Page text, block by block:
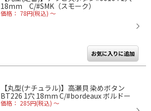
18mm C/#SMK（スモーク）
価格： 78円(税込) ～
【丸型(ナチュラル)】高瀬貝 染めボタン
BT226 1穴 18mm C/#bordeaux ボルドー
価格： 285円(税込) ～